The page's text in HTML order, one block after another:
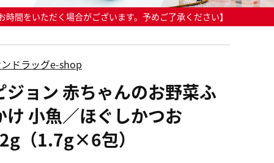
間をいただく場合がございます。予めご了承ください】
ドラッグe-shop
ョン 赤ちゃんのお野菜ふ
け 小魚／ほぐしかつお
（1.7g×6包）